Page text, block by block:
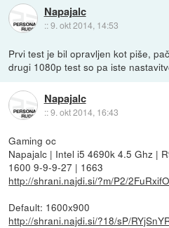
Napajalc
::9. okt 2014, 14:53
Prvi test je bil opravljen kot piše,
drugi 1080p test so pa iste
Napajalc
::9. okt 2014, 16:43
Gaming oc
Napajalc | Intel i5 4690k 4.5 Ghz |
1600 9-9-9-27 | 1663
http://shrani.najdi.si/?m/P2/
Default: 1600x900
http://shrani.najdi.si/?18/sP/